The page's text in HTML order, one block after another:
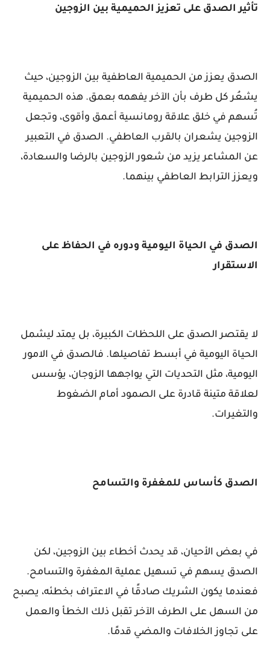
تأثير الصدق على تعزيز الحميمية بين الزوجين
الصدق يعزز من الحميمية العاطفية بين الزوجين، حيث
يشعُر كل طرف بأن الآخر يفهمه بعمق. هذه الحميمية
تُسهم في خلق علاقة رومانسية أعمق وأقوى، وتجعل
الزوجين يشعران بالقرب العاطفي. الصدق في التعبير
عن المشاعر يزيد من شعور الزوجين بالرضا والسعادة،
ويعزز الترابط العاطفي بينهما.
الصدق في الحياة اليومية ودوره في الحفاظ على
الاستقرار
لا يقتصر الصدق على اللحظات الكبيرة، بل يمتد ليشمل
الحياة اليومية في أبسط تفاصيلها. فالصدق في الامور
اليومية، مثل التحديات التي يواجهها الزوجان، يؤسس
لعلاقة متينة قادرة على الصمود أمام الضغوط
والتغيرات.
الصدق كأساس للمغفرة والتسامح
في بعض الأحيان، قد يحدث أخطاء بين الزوجين، لكن
الصدق يسهم في تسهيل عملية المغفرة والتسامح.
فعندما يكون الشريك صادقًا في الاعتراف بخطئه، يصبح
من السهل على الطرف الآخر تقبل ذلك الخطأ والعمل
على تجاوز الخلافات والمضي قدمًا.